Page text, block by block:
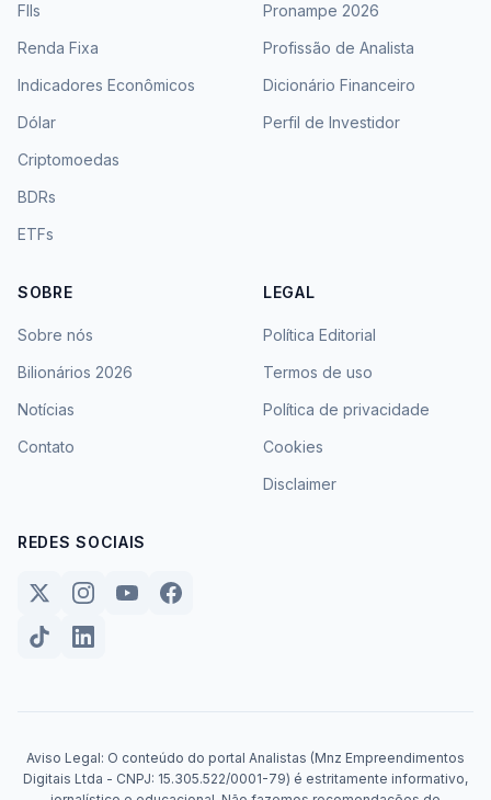
FIIs
Renda Fixa
Indicadores Econômicos
Dólar
Criptomoedas
BDRs
ETFs
Pronampe 2026
Profissão de Analista
Dicionário Financeiro
Perfil de Investidor
SOBRE
Sobre nós
Bilionários 2026
Notícias
Contato
LEGAL
Política Editorial
Termos de uso
Política de privacidade
Cookies
Disclaimer
REDES SOCIAIS
Aviso Legal: O conteúdo do portal Analistas (Mnz Empreendimentos
Digitais Ltda - CNPJ: 15.305.522/0001-79) é estritamente informativo,